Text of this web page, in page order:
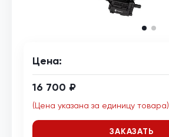
Цена:
16 700 ₽
(Цена указана за единицу товара)
ЗАКАЗАТЬ